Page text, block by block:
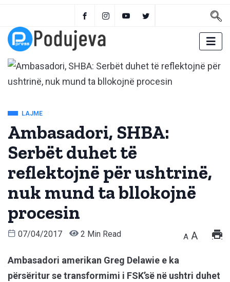
LAJME
Ambasadori, SHBA:
Serbët duhet të
reflektojnë për ushtrinë,
nuk mund ta bllokojnë
procesin
07/04/2017 2 Min Read A A
Ambasadori amerikan Greg Delawie e ka
përsëritur se transformimi i FSK’së në ushtri duhet